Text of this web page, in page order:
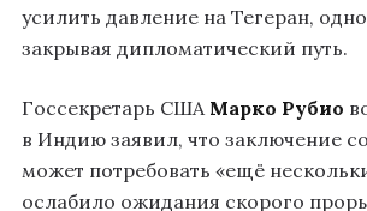
усилить давление на Тегеран,
закрывая дипломатический путь.
Госсекретарь США Марко Рубио
в Индию заявил, что заключение
может потребовать «ещё
ослабило ожидания скорого